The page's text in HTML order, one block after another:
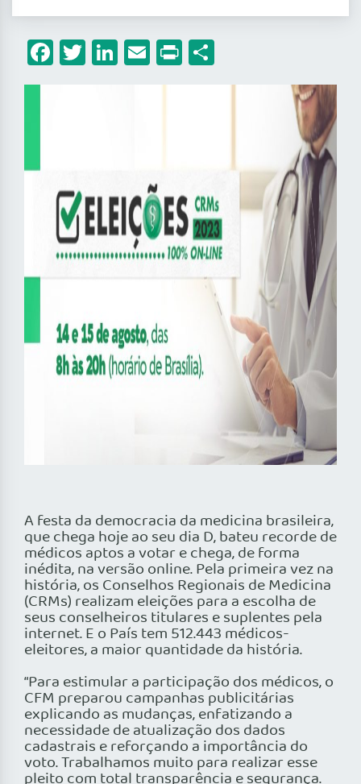
Facebook
Twitter
LinkedIn
Email
Print
A festa da democracia da medicina brasileira,
que chega hoje ao seu dia D, bateu recorde de
médicos aptos a votar e chega, de forma
inédita, na versão online. Pela primeira vez na
história, os Conselhos Regionais de Medicina
(CRMs) realizam eleições para a escolha de
seus conselheiros titulares e suplentes pela
internet. E o País tem 512.443 médicos-
eleitores, a maior quantidade da história.
“Para estimular a participação dos médicos, o
CFM preparou campanhas publicitárias
explicando as mudanças, enfatizando a
necessidade de atualização dos dados
cadastrais e reforçando a importância do
voto. Trabalhamos muito para realizar esse